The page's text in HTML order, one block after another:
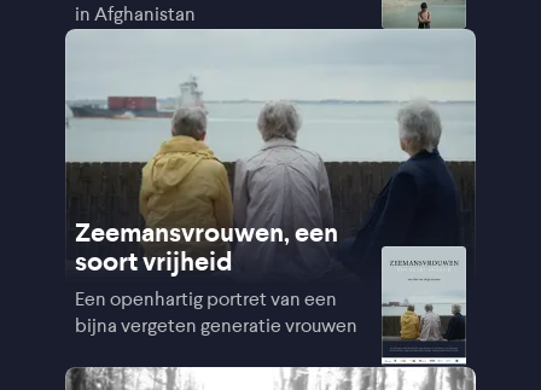
in Afghanistan
Zeemansvrouwen, een
soort vrijheid
Een openhartig portret van een
bijna vergeten generatie vrouwen